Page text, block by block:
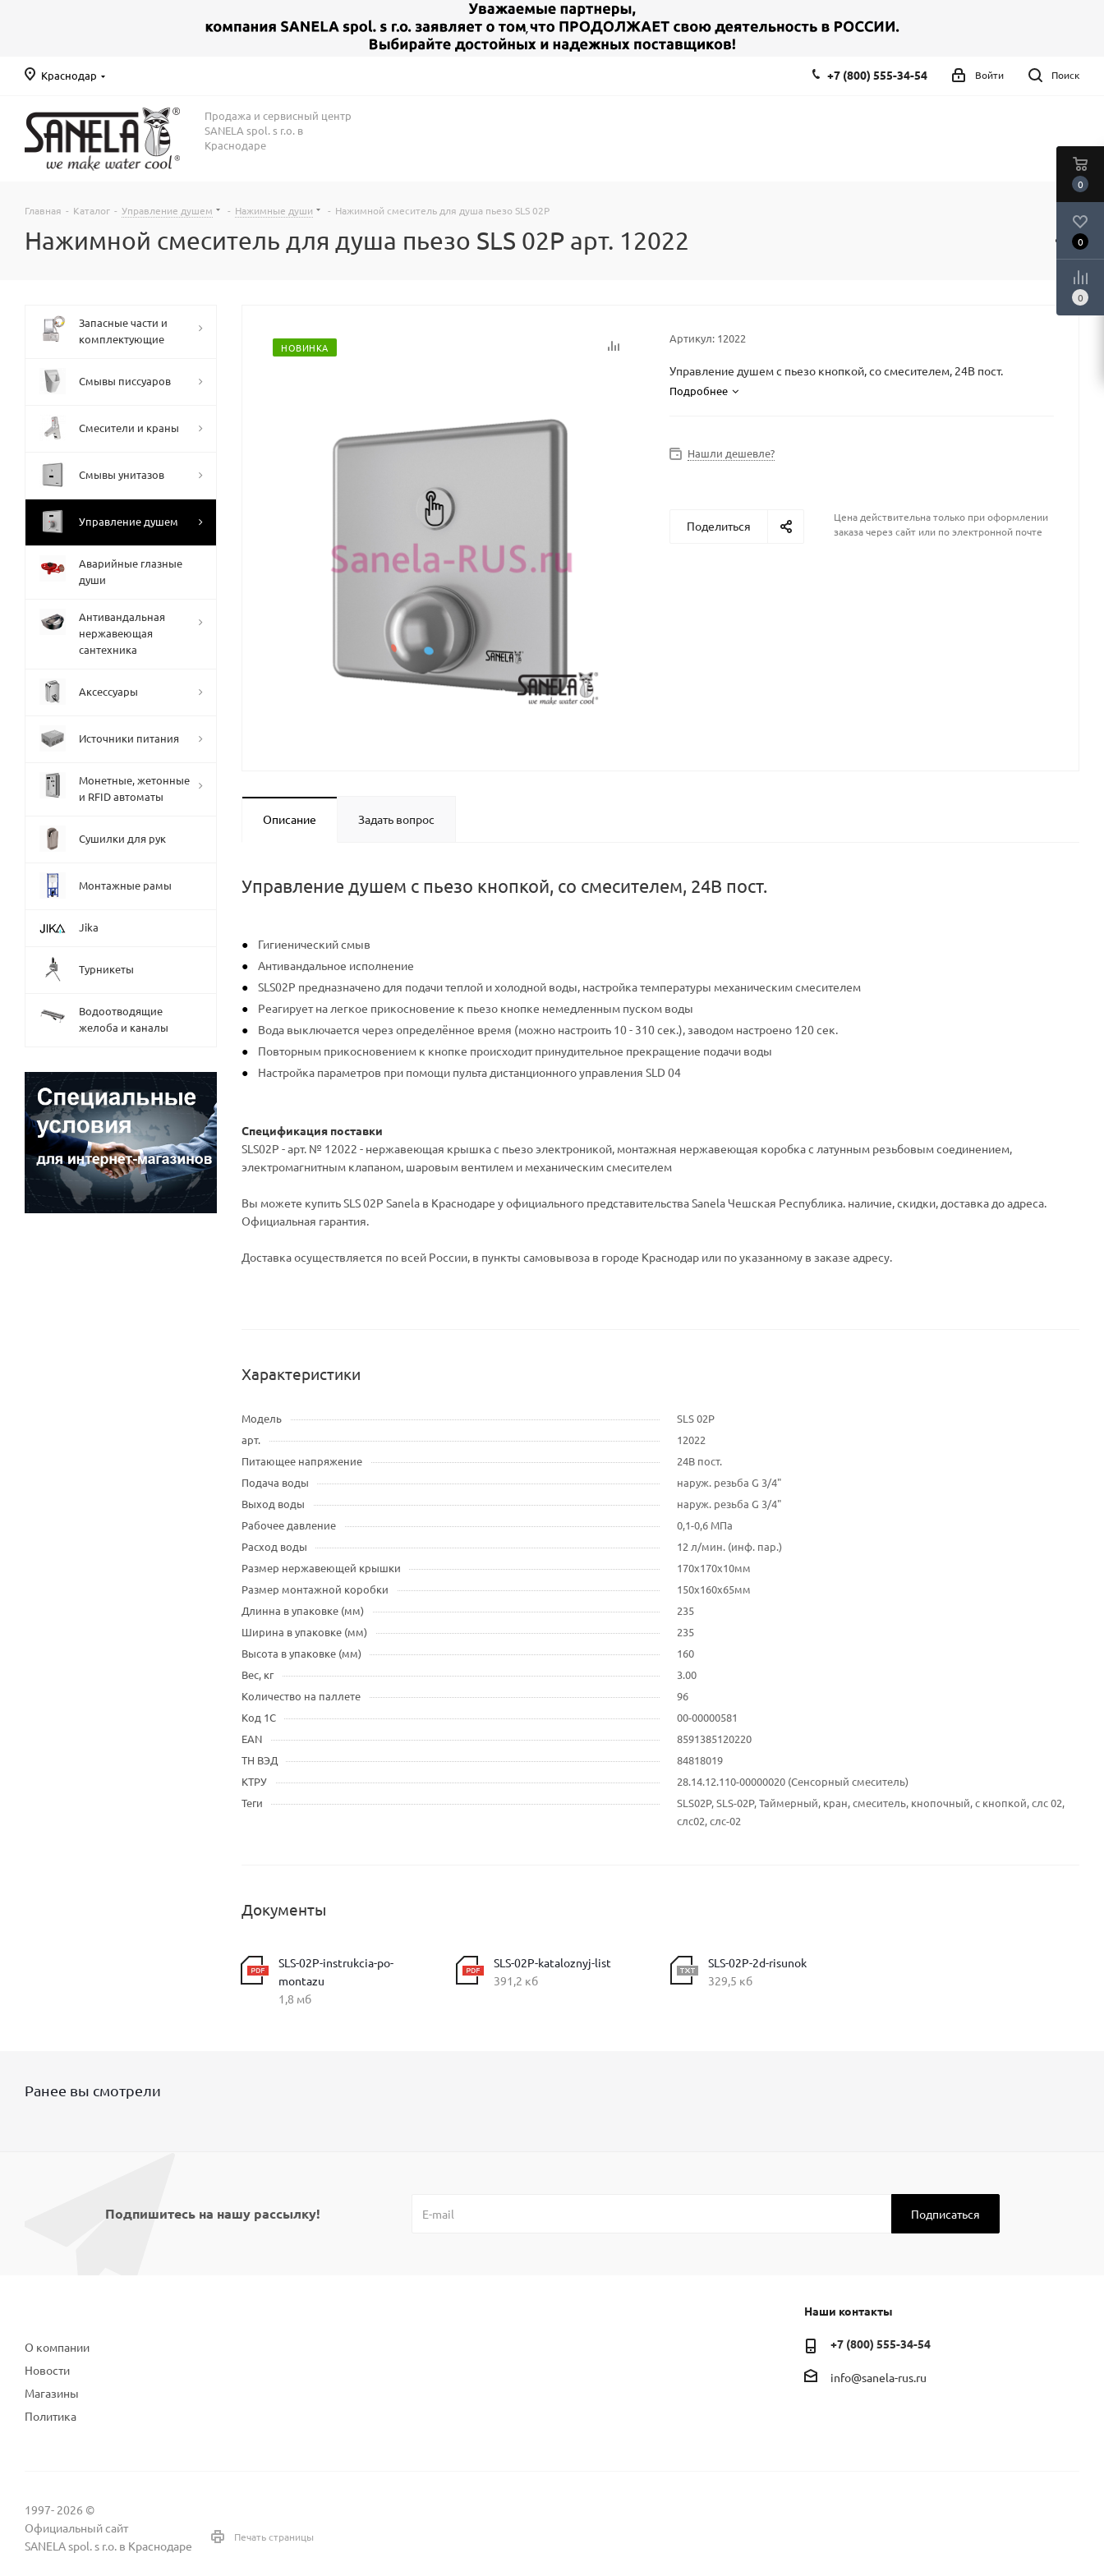
Краснодар Поиск
Войти
+7 (800) 555-34-54
Продажа и сервисный центр
SANELA spol. s r.o. в
Краснодаре
Главная - Каталог - Управление душем - Нажимные души - Нажимной смеситель для душа пьезо SLS 02P
Нажимной смеситель для душа пьезо SLS 02P арт. 12022
НОВИНКА
Артикул: 12022
Управление душем с пьезо кнопкой, со смесителем, 24В пост.
Подробнее
Нашли дешевле?
Поделиться
Цена действительна только при оформлении
заказа через сайт или по электронной почте
Описание Задать вопрос
Управление душем с пьезо кнопкой, со смесителем, 24В пост.
Гигиенический смыв
Антивандальное исполнение
SLS02P предназначено для подачи теплой и холодной воды, настройка температуры механическим смесителем
Реагирует на легкое прикосновение к пьезо кнопке немедленным пуском воды
Вода выключается через определённое время (можно настроить 10 - 310 сек.), заводом настроено 120 сек.
Повторным прикосновением к кнопке происходит принудительное прекращение подачи воды
Настройка параметров при помощи пульта дистанционного управления SLD 04
Спецификация поставки
SLS02P - арт. № 12022 - нержавеющая крышка с пьезо электроникой, монтажная нержавеющая коробка с латунным резьбовым соединением,
электромагнитным клапаном, шаровым вентилем и механическим смесителем
Вы можете купить SLS 02P Sanela в Краснодаре у официального представительства Sanela Чешская Республика. наличие, скидки, доставка до адреса.
Официальная гарантия.
Доставка осуществляется по всей России, в пункты самовывоза в городе Краснодар или по указанному в заказе адресу.
Характеристики
Модель
SLS 02P
арт.
12022
Питающее напряжение
24В пост.
Подача воды
наруж. резьба G 3/4"
Выход воды
наруж. резьба G 3/4"
Рабочее давление
0,1-0,6 МПа
Расход воды
12 л/мин. (инф. пар.)
Размер нержавеющей крышки
170x170x10мм
Размер монтажной коробки
150x160x65мм
Длинна в упаковке (мм)
235
Ширина в упаковке (мм)
235
Высота в упаковке (мм)
160
Вес, кг
3.00
Количество на паллете
96
Код 1С
00-00000581
EAN
8591385120220
ТН ВЭД
84818019
КТРУ
28.14.12.110-00000020 (Сенсорный смеситель)
Теги
SLS02P, SLS-02P, Таймерный, кран, смеситель, кнопочный, с кнопкой, слс 02,
слс02, слс-02
Документы
SLS-02P-instrukcia-po-
montazu
1,8 мб
SLS-02P-kataloznyj-list
391,2 кб
SLS-02P-2d-risunok
329,5 кб
Запасные части и
комплектующие
Смывы писсуаров
Смесители и краны
Смывы унитазов
Управление душем
Аварийные глазные
души
Антивандальная
нержавеющая
сантехника
Аксессуары
Источники питания
Монетные, жетонные
и RFID автоматы
Сушилки для рук
Монтажные рамы
Jika
Турникеты
Водоотводящие
желоба и каналы
Ранее вы смотрели
Подпишитесь на нашу рассылку!
О компании
Новости
Магазины
Политика
Наши контакты
+7 (800) 555-34-54
info@sanela-rus.ru
1997- 2026 ©
Официальный сайт
SANELA spol. s r.o. в Краснодаре
Печать страницы
0
0
0